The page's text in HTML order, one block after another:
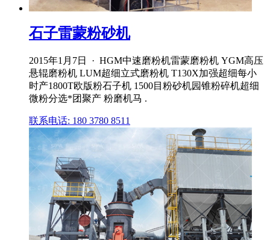
石子雷蒙粉砂机
2015年1月7日 · HGM中速磨粉机雷蒙磨粉机 YGM高压
悬辊磨粉机 LUM超细立式磨粉机 T130X加强超细每小
时产1800T欧版粉石子机 1500目粉砂机园锥粉碎机超细
微粉分选*团聚产 粉磨机马 .
联系电话: 180 3780 8511